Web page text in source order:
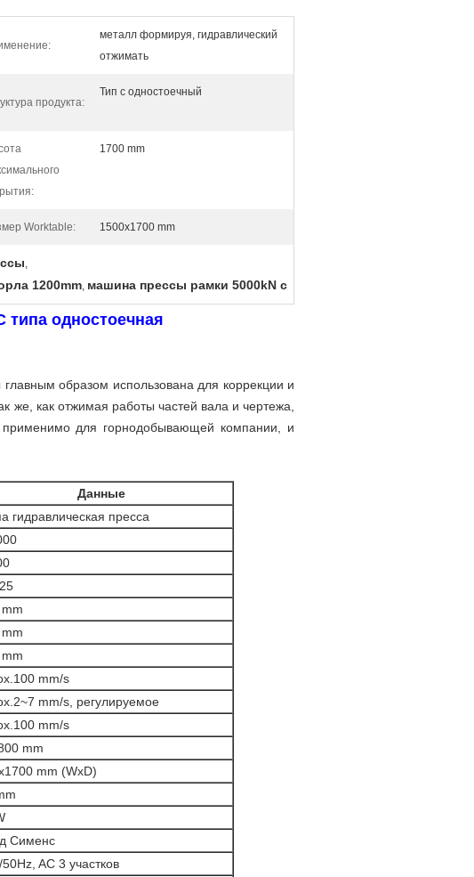
металл формируя, гидравлический
отжимать
продукта:
Тип c одностоечный
1700 mm
Worktable: 1500x1700 mm
,
1200mm, машина прессы рамки 5000kN c
типа одностоечная
главным образом использована для коррекции и
же, как отжимая работы частей вала и чертежа,
для горнодобывающей компании, и
Данные
гидравлическая пресса
mm/s
mm/s, регулируемое
mm/s
mm
mm (WxD)
Сименс
AC 3 участков